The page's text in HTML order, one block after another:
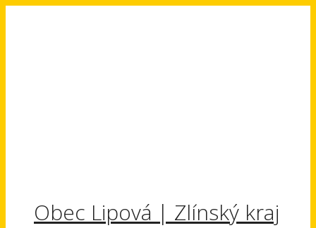
Obec Lipová | Zlínský kraj